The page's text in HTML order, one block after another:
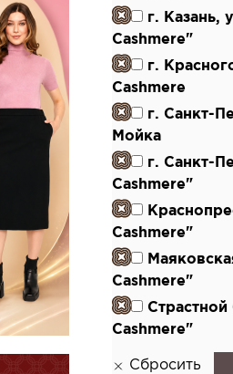
г. Казань,
Cashmere"
г.
Cashmere
г. Санкт-
Мойка
г. Санкт-
Cashmere"
Cashmere"
Cashmere"
Cashmere"
Сбросить